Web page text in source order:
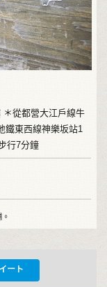
＊從都營大江戶線牛
鐵東西線神樂坂站1
行7分鐘
ート